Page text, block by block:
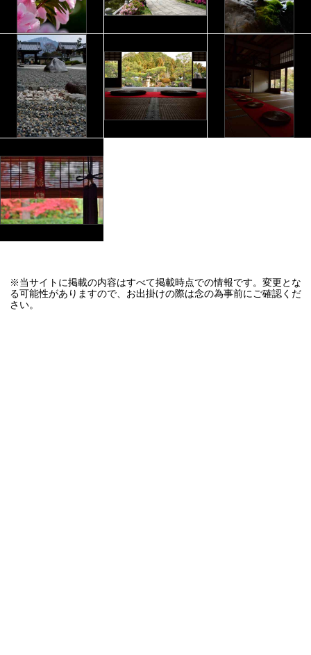
※当サイトに掲載の内容はすべて掲載時点での情報です。変更とな
る可能性がありますので、お出掛けの際は念の為事前にご確認くだ
さい。